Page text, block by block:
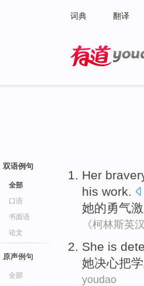
词典 翻译
双语例句
全部
口语
书面语
论文
原声例句
全部
Her
his work.
她的勇气
《柯林斯英
She is
她决心把
youdao